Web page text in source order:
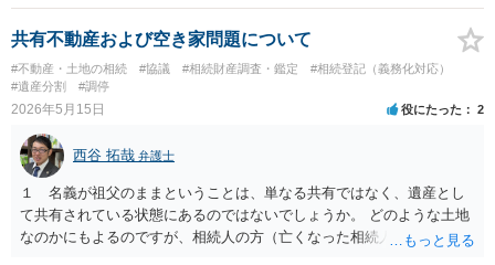
共有不動産および空き家問題について
#不動産・土地の相続 #協議 #相続財産調査・鑑定
#相続登記（義務化対応）
#遺産分割
#調停
2026年5月15日 役にたった 2
西谷 拓哉 弁護士
１ 名義が祖父のままということは、単なる共有ではなく、遺産とし
て共有されている状態にあるのではないでしょうか。 どのような土地
なのかにもよるのですが、相続人の方（亡くなった相続人がおられる